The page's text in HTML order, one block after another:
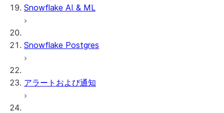
Snowflake AI & ML
Snowflake Postgres
アラートおよび通知